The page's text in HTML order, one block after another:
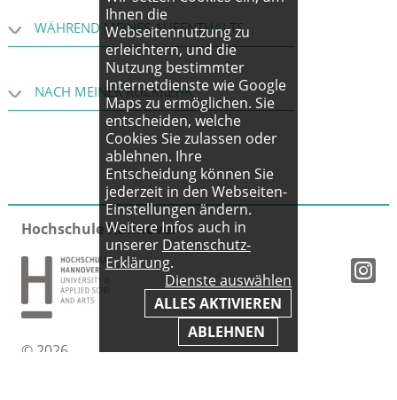
WÄHREND MEINES AUFENTHALTS
NACH MEINER RÜCKKEHR
Hochschule Hannover
© 2026
Ihnen die
Webseitennutzung zu
erleichtern, und die
Nutzung bestimmter
Internetdienste wie Google
Maps zu ermöglichen. Sie
entscheiden, welche
Cookies Sie zulassen oder
ablehnen. Ihre
Entscheidung können Sie
jederzeit in den Webseiten-
Einstellungen ändern.
Weitere Infos auch in
unserer Datenschutz-
Erklärung.
Dienste auswählen
ALLES AKTIVIEREN
ABLEHNEN